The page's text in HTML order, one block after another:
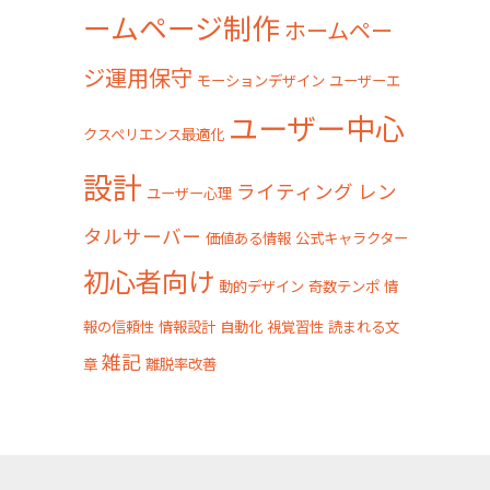
ームページ制作 ホームペー
ジ運用保守 モーションデザイン ユーザーエ
クスペリエンス最適化 ユーザー中心
設計 ユーザー心理 ライティング レン
タルサーバー 価値ある情報 公式キャラクター
初心者向け 動的デザイン 奇数テンポ 情
報の信頼性 情報設計 自動化 視覚習性 読まれる文
章 雑記 離脱率改善